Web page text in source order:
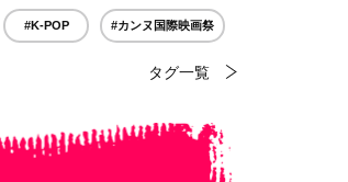
#K-POP #カンヌ国際映画祭
タグ一覧